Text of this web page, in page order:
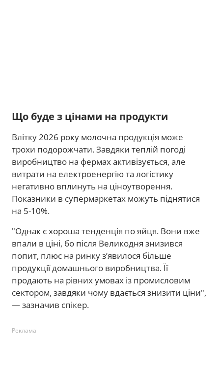
Що буде з цінами на продукти
Влітку 2026 року молочна продукція може
трохи подорожчати. Завдяки теплій погоді
виробництво на фермах активізується, але
витрати на електроенергію та логістику
негативно вплинуть на ціноутворення.
Показники в супермаркетах можуть піднятися
на 5-10%.
"Однак є хороша тенденція по яйця. Вони вже
впали в ціні, бо після Великодня знизився
попит, плюс на ринку з’явилося більше
продукції домашнього виробництва. Її
продають на рівних умовах із промисловим
сектором, завдяки чому вдається знизити ціни",
— зазначив спікер.
Реклама